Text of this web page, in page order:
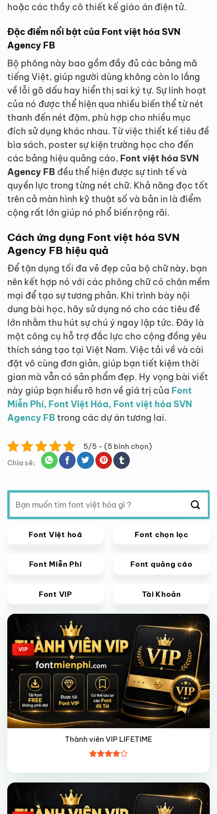
hoặc các thầy cô thiết kế giáo án điện tử.
Đặc điểm nổi bật của Font việt hóa SVN
Agency FB
Bộ phông này bao gồm đầy đủ các bảng mã
tiếng Việt, giúp người dùng không còn lo lắng
về lỗi gõ dấu hay hiển thị sai ký tự. Sự linh hoạt
của nó được thể hiện qua nhiều biến thể từ nét
thanh đến nét đậm, phù hợp cho nhiều mục
đích sử dụng khác nhau. Từ việc thiết kế tiêu đề
bìa sách, poster sự kiện trường học cho đến
các bảng hiệu quảng cáo, Font việt hóa SVN
Agency FB đều thể hiện được sự tinh tế và
quyền lực trong từng nét chữ. Khả năng đọc tốt
trên cả màn hình kỹ thuật số và bản in là điểm
cộng rất lớn giúp nó phổ biến rộng rãi.
Cách ứng dụng Font việt hóa SVN
Agency FB hiệu quả
Để tận dụng tối đa vẻ đẹp của bộ chữ này, bạn
nên kết hợp nó với các phông chữ có chân mềm
mại để tạo sự tương phản. Khi trình bày nội
dung bài học, hãy sử dụng nó cho các tiêu đề
lớn nhằm thu hút sự chú ý ngay lập tức. Đây là
một công cụ hỗ trợ đắc lực cho cộng đồng yêu
thích sáng tạo tại Việt Nam. Việc tải về và cài
đặt vô cùng đơn giản, giúp bạn tiết kiệm thời
gian mà vẫn có sản phẩm đẹp. Hy vọng bài viết
này giúp bạn hiểu rõ hơn về giá trị của Font
Miễn Phí, Font Việt Hóa, Font việt hóa SVN
Agency FB trong các dự án tương lai.
5/5 - (5 bình chọn)
Chia sẽ:
Tìm
kiếm:
Font Việt hoá Font chọn lọc
Font Miễn Phí Font quảng cáo
Font VIP Tài Khoản
Giảm giá!
VIP
Thành viên VIP LIFETIME
xếp hạng
Giảm giá!